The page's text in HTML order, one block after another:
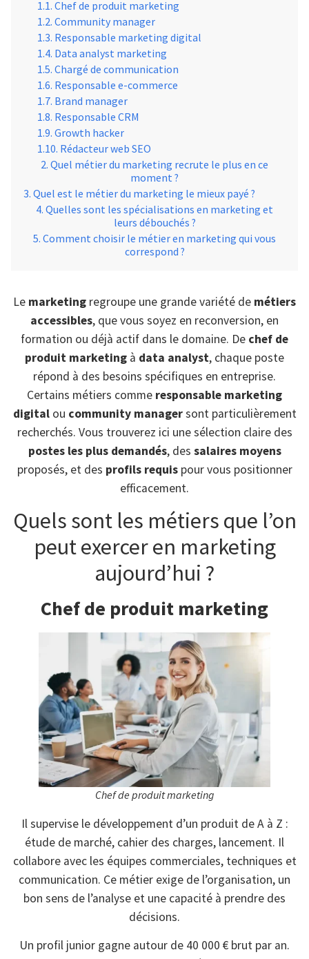
Chef de produit marketing
Community manager
Responsable marketing digital
Data analyst marketing
Chargé de communication
Responsable e-commerce
Brand manager
Responsable CRM
Growth hacker
Rédacteur web SEO
Quel métier du marketing recrute le plus en ce
moment ?
Quel est le métier du marketing le mieux payé ?
Quelles sont les spécialisations en marketing et
leurs débouchés ?
Comment choisir le métier en marketing qui vous
correspond ?
Le marketing regroupe une grande variété de métiers
accessibles, que vous soyez en reconversion, en
formation ou déjà actif dans le domaine. De chef de
produit marketing à data analyst, chaque poste
répond à des besoins spécifiques en entreprise.
Certains métiers comme responsable marketing
digitalou community managersont particulièrement
recherchés. Vous trouverez ici une sélection claire des
postes les plus demandés, des salaires moyens
proposés, et des profils requispour vous positionner
efficacement.
Quels sont les métiers que l’on
peut exercer en marketing
aujourd’hui ?
Chef de produit marketing
Chef de produit marketing
Il supervise le développement d’un produit de A à Z :
étude de marché, cahier des charges, lancement. Il
collabore avec les équipes commerciales, techniques et
communication. Ce métier exige de l’organisation, un
bon sens de l’analyse et une capacité à prendre des
décisions.
Un profil junior gagne autour de 40 000 € brut par an.